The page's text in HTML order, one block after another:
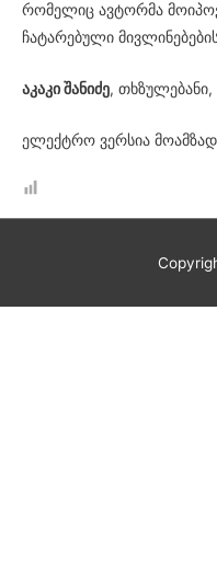
რომელიც ავტორმა
ჩატარებული
აკაკი შანიძე,
ელექტრო ვერსია